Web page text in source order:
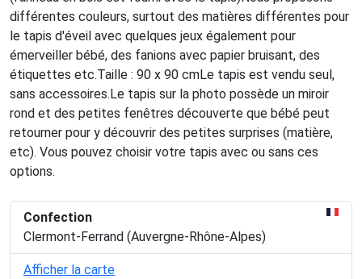
différentes couleurs, surtout des matières différentes pour
le tapis d'éveil avec quelques jeux également pour
émerveiller bébé, des fanions avec papier bruisant, des
étiquettes etc.Taille : 90 x 90 cmLe tapis est vendu seul,
sans accessoires.Le tapis sur la photo possède un miroir
rond et des petites fenêtres découverte que bébé peut
retourner pour y découvrir des petites surprises (matière,
etc). Vous pouvez choisir votre tapis avec ou sans ces
options.
Confection
Clermont-Ferrand (Auvergne-Rhône-Alpes)
Afficher la carte